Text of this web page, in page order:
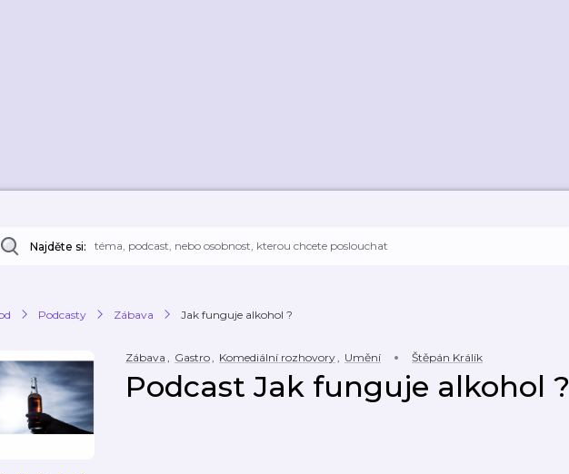
Najděte si:
Podcasty Zábava Jak funguje alkohol ?
Zábava , Gastro, Komediální rozhovory, Umění Štěpán Králík
Podcast Jak funguje alkohol ?